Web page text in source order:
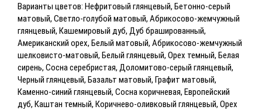
Варианты цветов: Нефритовый глянцевый, Бетонно-серый
матовый, Светло-голубой матовый, Абрикосово-жемчужный
глянцевый, Кашемировый дуб, Дуб брашированный,
Американский орех, Белый матовый, Абрикосово-жемчужный
шелковисто-матовый, Белый глянцевый, Орех темный, Белая
сирень, Сосна серебристая, Доломитово-серый глянцевый,
Черный глянцевый, Базальт матовый, Графит матовый,
Каменно-синий глянцевый, Сосна коричневая, Европейский
дуб, Каштан темный, Коричнево-оливковый глянцевый, Орех